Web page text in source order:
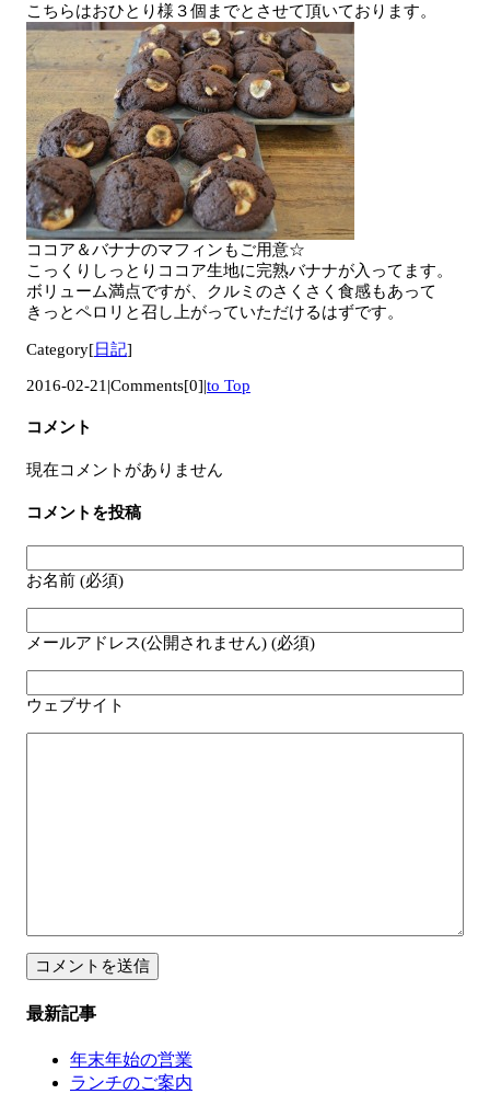
こちらはおひとり様３個までとさせて頂いております。
ココア＆バナナのマフィンもご用意☆
こっくりしっとりココア生地に完熟バナナが入ってます。
ボリューム満点ですが、クルミのさくさく食感もあって
きっとペロリと召し上がっていただけるはずです。
Category[日記]
2016-02-21 |Comments[0]|to Top
コメント
現在コメントがありません
コメントを投稿
お名前 (必須)
メールアドレス(公開されません) (必須)
ウェブサイト
最新記事
年末年始の営業
ランチのご案内